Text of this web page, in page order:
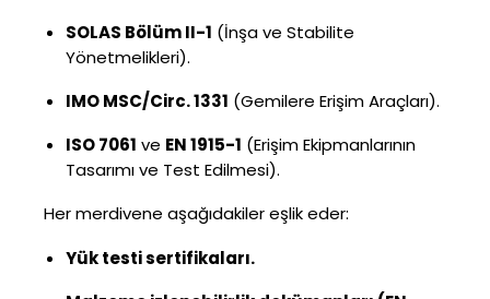
SOLAS Bölüm II-1 (İnşa ve Stabilite
Yönetmelikleri).
IMO MSC/Circ. 1331 (Gemilere Erişim Araçları).
ISO 7061 ve EN 1915-1 (Erişim Ekipmanlarının
Tasarımı ve Test Edilmesi).
Her merdivene aşağıdakiler eşlik eder:
Yük testi sertifikaları.